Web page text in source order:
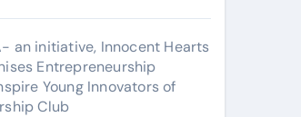
an initiative, Innocent Hearts
Entrepreneurship
Young Innovators of
Club